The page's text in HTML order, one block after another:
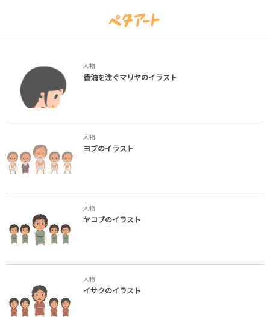
人物
香油を注ぐマリヤのイラスト
人物
ヨブのイラスト
人物
ヤコブのイラスト
人物
イサクのイラスト